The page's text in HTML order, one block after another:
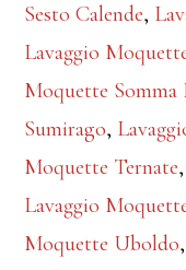
Sesto Calende,
Lavaggio
Moquette Somma
Sumirago,
Moquette Ternate,
Lavaggio
Moquette Uboldo,